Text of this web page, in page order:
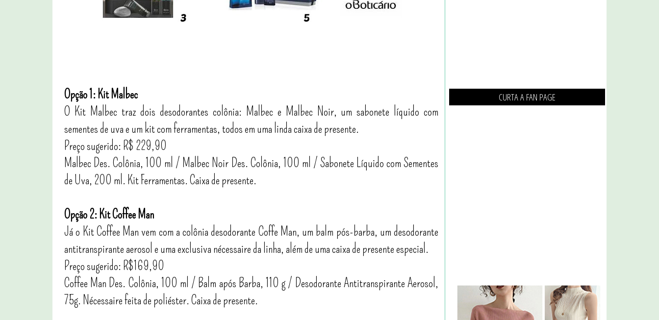
Opção 1: Kit Malbec
O Kit Malbec traz dois desodorantes colônia: Malbec e Malbec Noir, um sabonete líquido com
sementes de uva e um kit com ferramentas, todos em uma linda caixa de presente.
Preço sugerido: R$ 229,90
Malbec Des. Colônia, 100 ml / Malbec Noir Des. Colônia, 100 ml / Sabonete Líquido com Sementes
de Uva, 200 ml. Kit Ferramentas. Caixa de presente.
Opção 2: Kit Coffee Man
Já o Kit Coffee Man vem com a colônia desodorante Coffe Man, um balm pós-barba, um desodorante
antitranspirante aerosol e uma exclusiva nécessaire da linha, além de uma caixa de presente especial.
Preço sugerido: R$169,90
Coffee Man Des. Colônia, 100 ml / Balm após Barba, 110 g / Desodorante Antitranspirante Aerosol,
75g. Nécessaire feita de poliéster. Caixa de presente.
CURTA A FAN PAGE